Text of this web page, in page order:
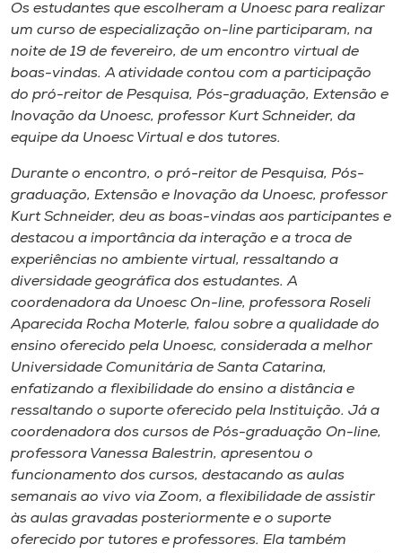
Biblioteca
Editora
Rádio
Museu
Unoesc
Store
Selecione
o idioma
A-
Os estudantes que escolheram a Unoesc para realizar
um curso de especialização on-line participaram, na
noite de 19 de fevereiro, de um encontro virtual de
boas-vindas. A atividade contou com a participação
do pró-reitor de Pesquisa, Pós-graduação, Extensão e
Inovação da Unoesc, professor Kurt Schneider, da
equipe da Unoesc Virtual e dos tutores.
Durante o encontro, o pró-reitor de Pesquisa, Pós-
graduação, Extensão e Inovação da Unoesc, professor
Kurt Schneider, deu as boas-vindas aos participantes e
destacou a importância da interação e a troca de
experiências no ambiente virtual, ressaltando a
diversidade geográfica dos estudantes. A
coordenadora da Unoesc On-line, professora Roseli
Aparecida Rocha Moterle, falou sobre a qualidade do
ensino oferecido pela Unoesc, considerada a melhor
Universidade Comunitária de Santa Catarina,
enfatizando a flexibilidade do ensino a distância e
ressaltando o suporte oferecido pela Instituição. Já a
coordenadora dos cursos de Pós-graduação On-line,
professora Vanessa Balestrin, apresentou o
funcionamento dos cursos, destacando as aulas
semanais ao vivo via Zoom, a flexibilidade de assistir
às aulas gravadas posteriormente e o suporte
oferecido por tutores e professores. Ela também